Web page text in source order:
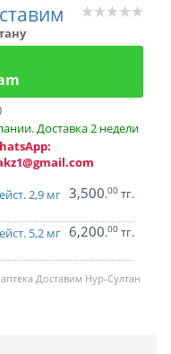
Доставка 2 недели
2,9 мг 3,500.00 тг.
5,2 мг 6,200.00 тг.
Доставим Нур-Султан